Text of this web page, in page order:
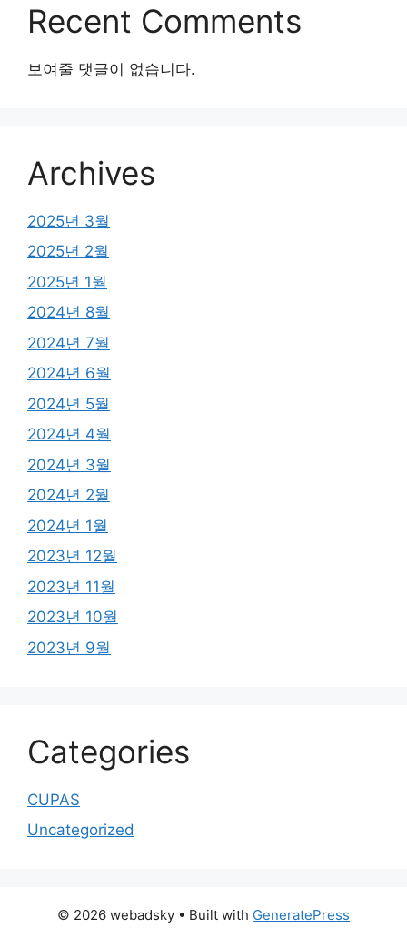
Recent Comments
보여줄 댓글이 없습니다.
Archives
2025년 3월
2025년 2월
2025년 1월
2024년 8월
2024년 7월
2024년 6월
2024년 5월
2024년 4월
2024년 3월
2024년 2월
2024년 1월
2023년 12월
2023년 11월
2023년 10월
2023년 9월
Categories
CUPAS
Uncategorized
© 2026 webadsky • Built with GeneratePress